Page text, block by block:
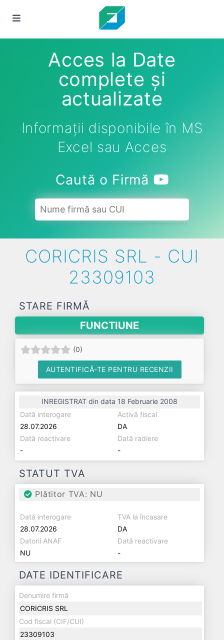
Acces la Date
complete și
actualizate
Informații disponibile în MS
Excel sau Acces
Caută o Firmă
CORICRIS SRL - CUI
23309103
STARE FIRMĂ
FUNCTIUNE
(0)
AUTENTIFICĂ-TE PENTRU RECENZII
INREGISTRAT din data 18 Februarie 2008
Dată interogare
28.07.2026
Activă fiscal
DA
Dată reactivare
-
Dată radiere
-
STATUT TVA
Plătitor TVA: NU
Dată interogare
28.07.2026
TVA la încasare
DA
Datorii ANAF
NU
Dată reactivare
-
DATE IDENTIFICARE
Denumire firmă
CORICRIS SRL
Cod fiscal (CIF/CUI)
23309103